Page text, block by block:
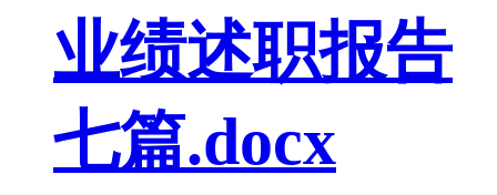
业绩述职报告
七篇.docx